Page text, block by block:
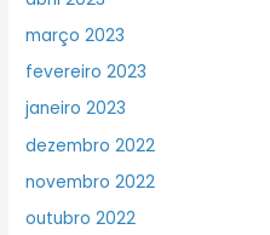
março 2023
fevereiro 2023
janeiro 2023
dezembro 2022
novembro 2022
outubro 2022